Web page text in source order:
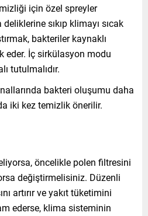
için özel spreyler
sıkıp klimayı sıcak
bakteriler kaynaklı
eder. İç sirkülasyon modu
tutulmalıdır.
bakteri oluşumu daha
iki kez temizlik önerilir.
öncelikle polen filtresini
değiştirmelisiniz. Düzenli
artırır ve yakıt tüketimini
ederse, klima sisteminin